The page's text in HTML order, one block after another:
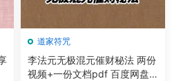
道家符咒
李法元无极混元催财秘法 两份
视频+一份文档pdf 百度网盘